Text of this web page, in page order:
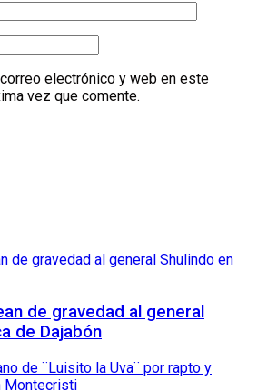
electrónico y web en este
vez que comente.
de gravedad al general
de Dajabón